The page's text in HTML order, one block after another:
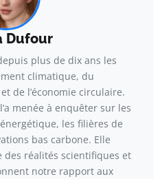
Dufour
plus de dix ans les
climatique, du
de l’économie circulaire.
menée à enquêter sur les
les filières de
bas carbone. Elle
des réalités scientifiques et
notre rapport aux